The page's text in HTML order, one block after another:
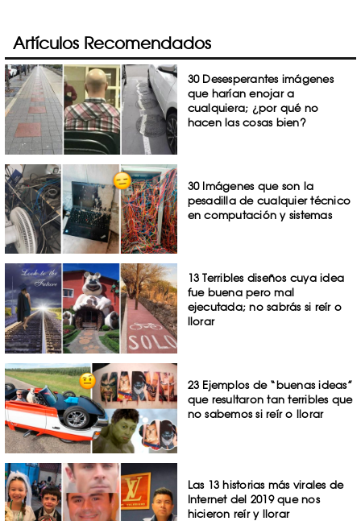
Artículos Recomendados
30 Desesperantes imágenes
que harían enojar a
cualquiera; ¿por qué no
hacen las cosas bien?
30 Imágenes que son la
pesadilla de cualquier técnico
en computación y sistemas
13 Terribles diseños cuya idea
fue buena pero mal
ejecutada; no sabrás si reír o
llorar
23 Ejemplos de “buenas ideas”
que resultaron tan terribles que
no sabemos si reír o llorar
Las 13 historias más virales de
Internet del 2019 que nos
hicieron reír y llorar